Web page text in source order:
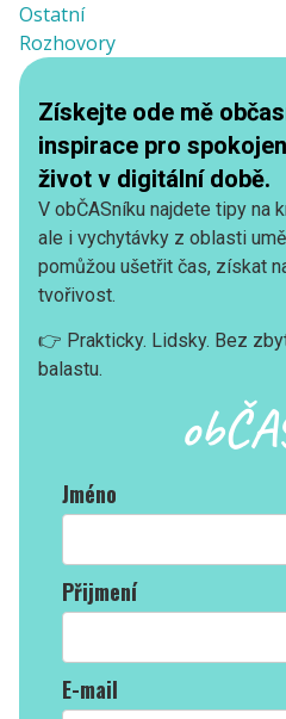
Ostatní
Rozhovory
Získejte ode mě
inspirace pro
život v digitální době.
V obČASníku najdete tipy na
ale i vychytávky z oblasti
pomůžou ušetřit čas, získat
tvořivost.
👉 Prakticky. Lidsky. Bez
balastu.
Jméno
Přijmení
E-mail